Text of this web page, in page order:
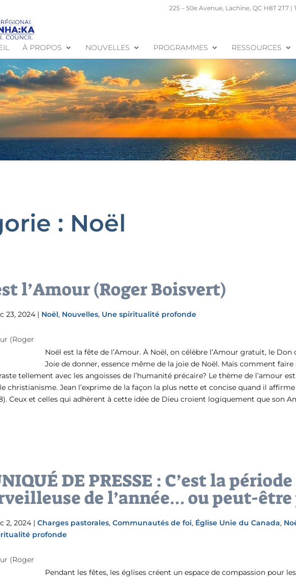
225 – 50e Avenue, Lachine, QC H8T 2T7 |
À PROPOS NOUVELLES PROGRAMMES RESSOURCES
: Noël
l’Amour (Roger Boisvert)
23, 2024 | Noël, Nouvelles, Une spiritualité profonde
Noël est la fête de l’Amour. À Noël, on célèbre l’Amour gratuit, le Don
Joie de donner, essence même de la joie de Noël. Mais comment faire
tellement avec les angoisses de l’humanité précaire? Le thème de l’amour est
christianisme. Jean l’exprime de la façon la plus nette et concise quand il affirme
Ceux et celles qui adhèrent à cette idée de Dieu croient logiquement que son
DE PRESSE : C’est la
de l’année… ou peut-être
2, 2024 |Charges pastorales,Communautés de foi, Église Unie du Canada,
profonde
Pendant les fêtes, les églises créent un espace de compassion pour